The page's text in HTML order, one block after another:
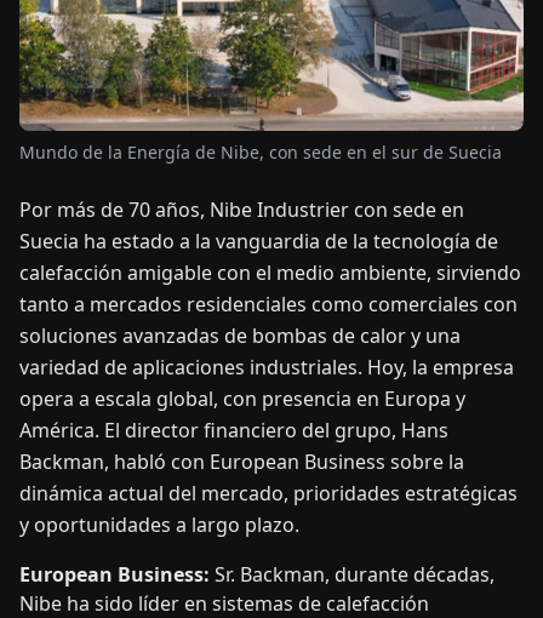
ENDEFRESITNLPLHU
CONTÁCTENOS
Mundo de la Energía de Nibe, con sede en el sur de Suecia
Por más de 70 años, Nibe Industrier con sede en
Suecia ha estado a la vanguardia de la tecnología de
calefacción amigable con el medio ambiente, sirviendo
tanto a mercados residenciales como comerciales con
soluciones avanzadas de bombas de calor y una
variedad de aplicaciones industriales. Hoy, la empresa
opera a escala global, con presencia en Europa y
América. El director financiero del grupo, Hans
Backman, habló con European Business sobre la
dinámica actual del mercado, prioridades estratégicas
y oportunidades a largo plazo.
European Business: Sr. Backman, durante décadas,
Nibe ha sido líder en sistemas de calefacción